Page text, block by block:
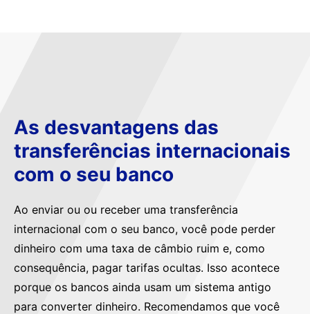
As desvantagens das
transferências internacionais
com o seu banco
Ao enviar ou ou receber uma transferência
internacional com o seu banco, você pode perder
dinheiro com uma taxa de câmbio ruim e, como
consequência, pagar tarifas ocultas. Isso acontece
porque os bancos ainda usam um sistema antigo
para converter dinheiro. Recomendamos que você